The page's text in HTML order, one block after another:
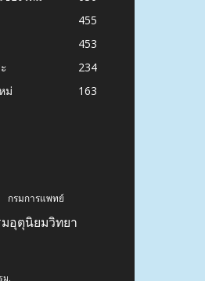
455
453
234
ม่
163
กรมการแพทย์
อุตุนิยมวิทยา
.